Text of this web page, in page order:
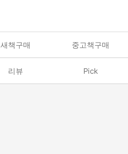
새책구매 중고책구매
리뷰 Pick